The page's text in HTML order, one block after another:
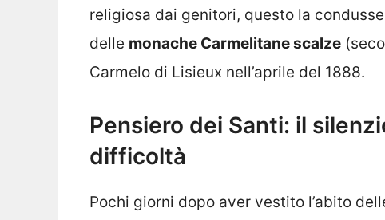
religiosa dai genitori, questo la
delle monache Carmelitane scalze
Carmelo di Lisieux nell’aprile del 1888.
Pensiero dei Santi: il
difficoltà
Pochi giorni dopo aver vestito l’abito